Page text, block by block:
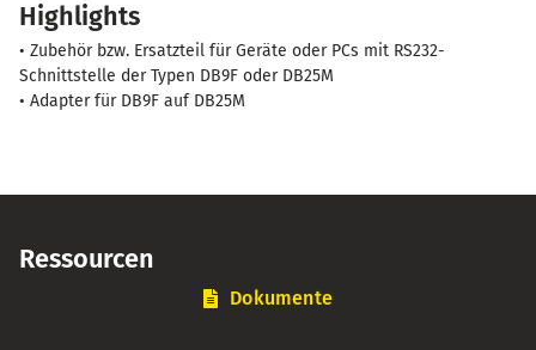
Highlights
• Zubehör bzw. Ersatzteil für Geräte oder PCs mit RS232-
Schnittstelle der Typen DB9F oder DB25M
• Adapter für DB9F auf DB25M
Ressourcen
Dokumente